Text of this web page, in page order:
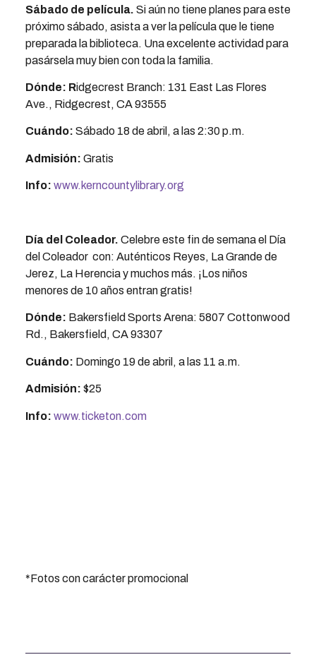
Sábado de película. Si aún no tiene planes para este
próximo sábado, asista a ver la película que le tiene
preparada la biblioteca. Una excelente actividad para
pasársela muy bien con toda la familia.
Dónde: Ridgecrest Branch: 131 East Las Flores
Ave., Ridgecrest, CA 93555
Cuándo: Sábado 18 de abril, a las 2:30 p.m.
Admisión: Gratis
Info: www.kerncountylibrary.org
Día del Coleador. Celebre este fin de semana el Día
del Coleador con: Auténticos Reyes, La Grande de
Jerez, La Herencia y muchos más. ¡Los niños
menores de 10 años entran gratis!
Dónde: Bakersfield Sports Arena: 5807 Cottonwood
Rd., Bakersfield, CA 93307
Cuándo: Domingo 19 de abril, a las 11 a.m.
Admisión: $25
Info: www.ticketon.com
*Fotos con carácter promocional